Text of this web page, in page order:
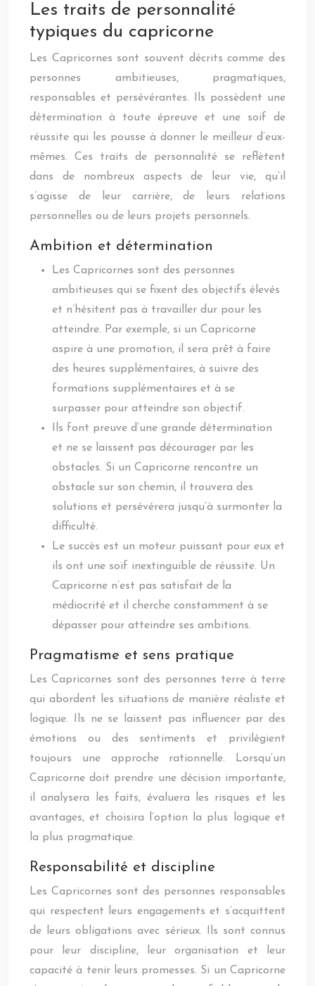
Les traits de personnalité
typiques du capricorne
Les Capricornes sont souvent décrits comme des
personnes ambitieuses, pragmatiques,
responsables et persévérantes. Ils possèdent une
détermination à toute épreuve et une soif de
réussite qui les pousse à donner le meilleur d’eux-
mêmes. Ces traits de personnalité se reflètent
dans de nombreux aspects de leur vie, qu’il
s’agisse de leur carrière, de leurs relations
personnelles ou de leurs projets personnels.
Ambition et détermination
Les Capricornes sont des personnes
ambitieuses qui se fixent des objectifs élevés
et n’hésitent pas à travailler dur pour les
atteindre. Par exemple, si un Capricorne
aspire à une promotion, il sera prêt à faire
des heures supplémentaires, à suivre des
formations supplémentaires et à se
surpasser pour atteindre son objectif.
Ils font preuve d’une grande détermination
et ne se laissent pas décourager par les
obstacles. Si un Capricorne rencontre un
obstacle sur son chemin, il trouvera des
solutions et persévérera jusqu’à surmonter la
difficulté.
Le succès est un moteur puissant pour eux et
ils ont une soif inextinguible de réussite. Un
Capricorne n’est pas satisfait de la
médiocrité et il cherche constamment à se
dépasser pour atteindre ses ambitions.
Pragmatisme et sens pratique
Les Capricornes sont des personnes terre à terre
qui abordent les situations de manière réaliste et
logique. Ils ne se laissent pas influencer par des
émotions ou des sentiments et privilégient
toujours une approche rationnelle. Lorsqu’un
Capricorne doit prendre une décision importante,
il analysera les faits, évaluera les risques et les
avantages, et choisira l’option la plus logique et
la plus pragmatique.
Responsabilité et discipline
Les Capricornes sont des personnes responsables
qui respectent leurs engagements et s’acquittent
de leurs obligations avec sérieux. Ils sont connus
pour leur discipline, leur organisation et leur
capacité à tenir leurs promesses. Si un Capricorne